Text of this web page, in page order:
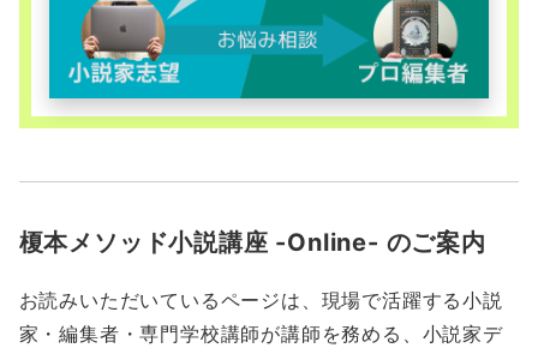
榎本メソッド小説講座 -Online- のご案内
お読みいただいているページは、現場で活躍する小説
家・編集者・専門学校講師が講師を務める、小説家デ